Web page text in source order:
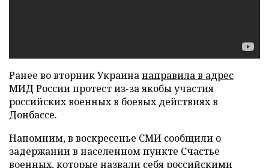
Ранее во вторник Украинанаправила в адрес
МИД России протест из-за якобы участия
российских военных в боевых действиях в
Донбассе.
Напомним, в воскресенье СМИ сообщили о
задержании в населенном пункте Счастье
военных, которые назвали себя российскими